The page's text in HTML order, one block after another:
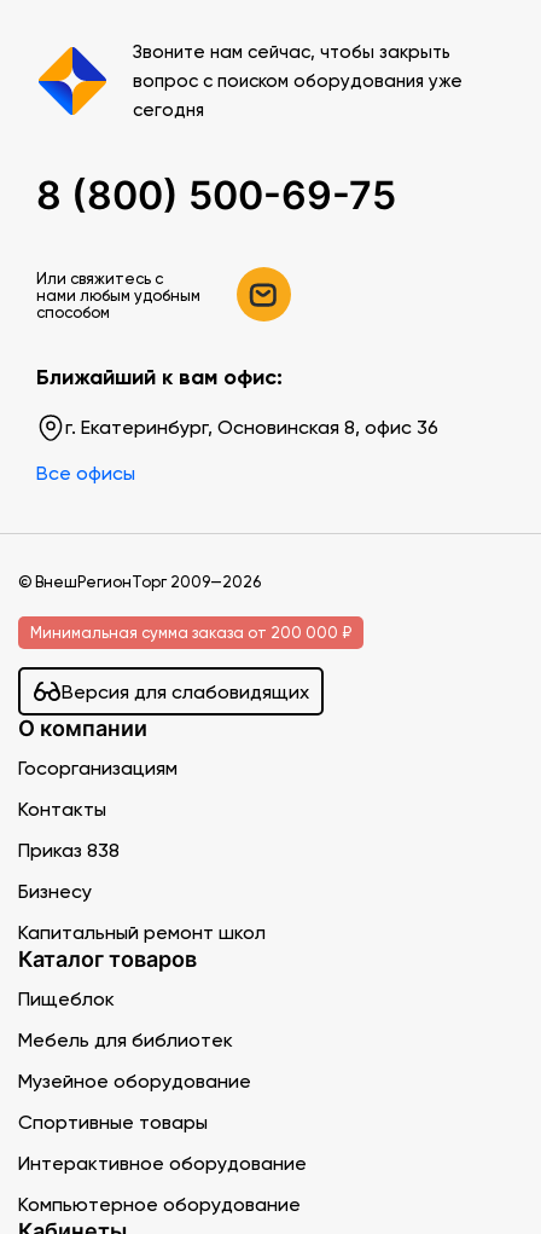
Звоните нам сейчас, чтобы закрыть
вопрос с поиском оборудования уже
сегодня
8 (800) 500-69-75
Или свяжитесь c
нами любым удобным
способом
Ближайший к вам офис:
г. Екатеринбург, Основинская 8, офис 36
Все офисы
© ВнешРегионТорг 2009—2026
Минимальная сумма заказа от 200 000 ₽
Версия для слабовидящих
О компании
Госорганизациям
Контакты
Приказ 838
Бизнесу
Капитальный ремонт школ
Каталог товаров
Пищеблок
Мебель для библиотек
Музейное оборудование
Спортивные товары
Интерактивное оборудование
Компьютерное оборудование